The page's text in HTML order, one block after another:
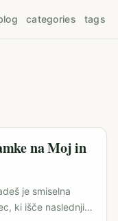
categories tags
na Moj in
je smiselna
ki išče naslednji